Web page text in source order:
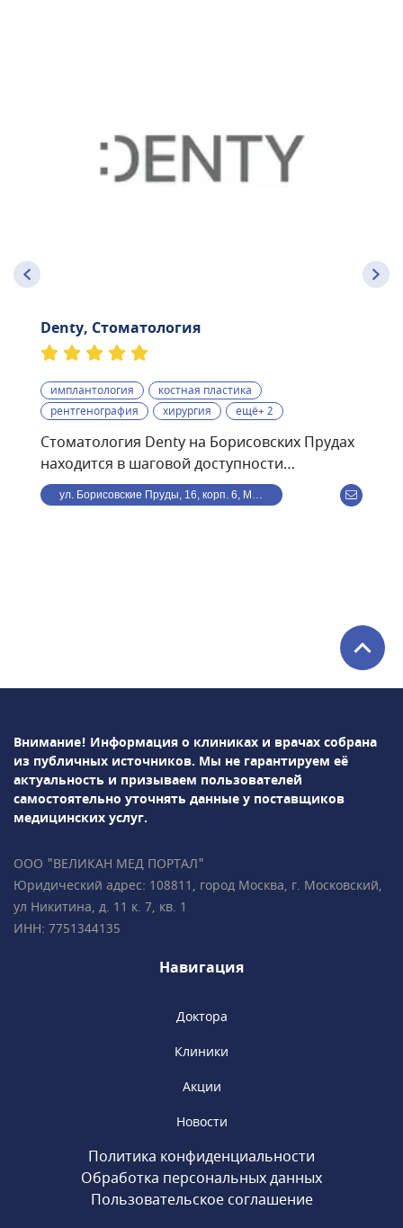
Denty, Стоматология
имплантология
костная пластика
рентгенография
хирургия ещё+ 2
Стоматология Denty на Борисовских Прудах
находится в шаговой доступности
от станции метро
Борисово.Стоматологическая клиника Denty
синус-лифтинг, остеопластику,
вестибулопластику, лоскутную операцию,
дентальную имплантация и др. Проводится
лечение зубов под микроскопом.Врачи-
ортодонты успешно занимаются
систем, элайнеров, съемных и несъемных
ортодонтических аппаратов.Все
специалисты клиники обладают
многолетним опытом успешной работы
и современным взглядом на медицину.
ул. Борисовские Пруды, 16, корп. 6, Москва, Россия
Внимание! Информация о клиниках и врачах собрана
из публичных источников. Мы не гарантируем её
актуальность и призываем пользователей
самостоятельно уточнять данные у поставщиков
медицинских услуг.
ООО "ВЕЛИКАН МЕД ПОРТАЛ"
Юридический адрес: 108811, город Москва, г. Московский,
ул Никитина, д. 11 к. 7, кв. 1
ИНН: 7751344135
Навигация
Доктора
Клиники
Акции
Новости
Политика конфиденциальности
Обработка персональных данных
Пользовательское соглашение